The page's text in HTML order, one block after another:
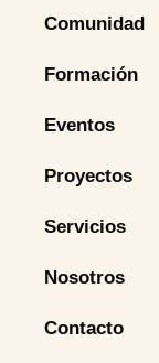
Comunidad
Formación
Eventos
Proyectos
Servicios
Nosotros
Contacto